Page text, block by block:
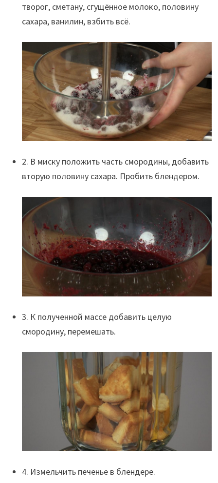
творог, сметану, сгущённое молоко, половину
сахара, ванилин, взбить всё.
2. В миску положить часть смородины, добавить
вторую половину сахара. Пробить блендером.
3. К полученной массе добавить целую
смородину, перемешать.
4. Измельчить печенье в блендере.